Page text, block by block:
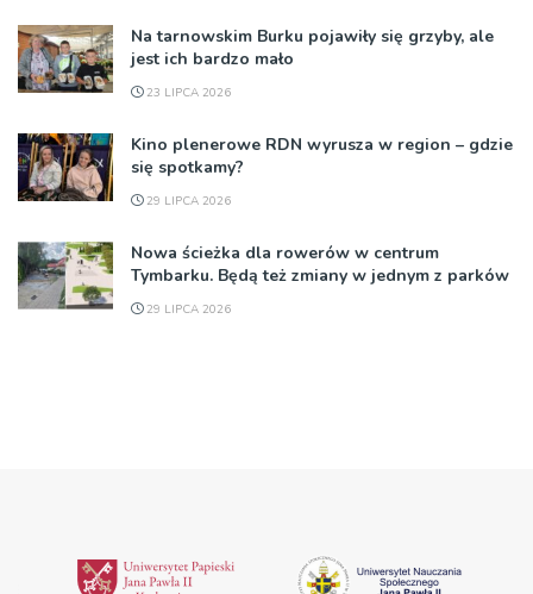
Na tarnowskim Burku pojawiły się grzyby, ale
jest ich bardzo mało
23 LIPCA 2026
Kino plenerowe RDN wyrusza w region – gdzie
się spotkamy?
29 LIPCA 2026
Nowa ścieżka dla rowerów w centrum
Tymbarku. Będą też zmiany w jednym z parków
29 LIPCA 2026